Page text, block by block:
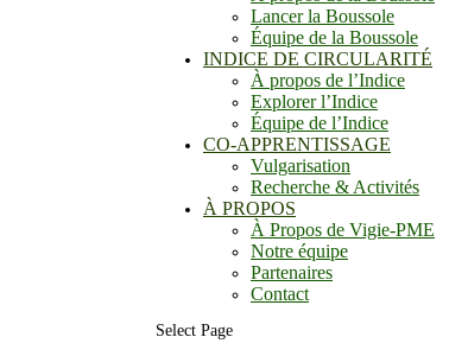
Lancer la Boussole
Équipe de la Boussole
INDICE DE CIRCULARITÉ
À propos de l’Indice
Explorer l’Indice
Équipe de l’Indice
CO-APPRENTISSAGE
Vulgarisation
Recherche & Activités
À PROPOS
À Propos de Vigie-PME
Notre équipe
Partenaires
Contact
Select Page